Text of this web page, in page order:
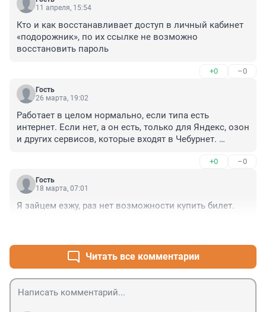
11 апреля, 15:54
Кто и как восстанавливает доступ в личный кабинет
«подорожник», по их ссылке не возможно
восстановить пароль
+0 –0
Гость
26 марта, 19:02
Работает в целом нормально, если типа есть
интернет. Если нет, а он есть, только для Яндекс, озон
и других сервисов, которые входят в Чебурнет.
таскать с собой кучу карт физических для оплаты
проезда. Внесите в белый список приложение, иначе
им становится невозможно пользоваться. Дома он
+0 –0
Гость
18 марта, 07:01
Я зайцем езжу, раз нет возможности купить билет.
Читать все комментарии